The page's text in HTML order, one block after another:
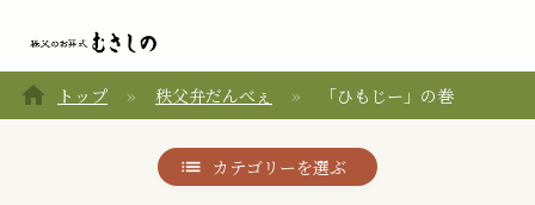
home トップ 秩父弁だんべぇ 「ひもじー」の巻
カテゴリーを選ぶ